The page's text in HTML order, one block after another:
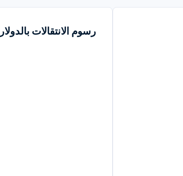
رسوم الانتقالات